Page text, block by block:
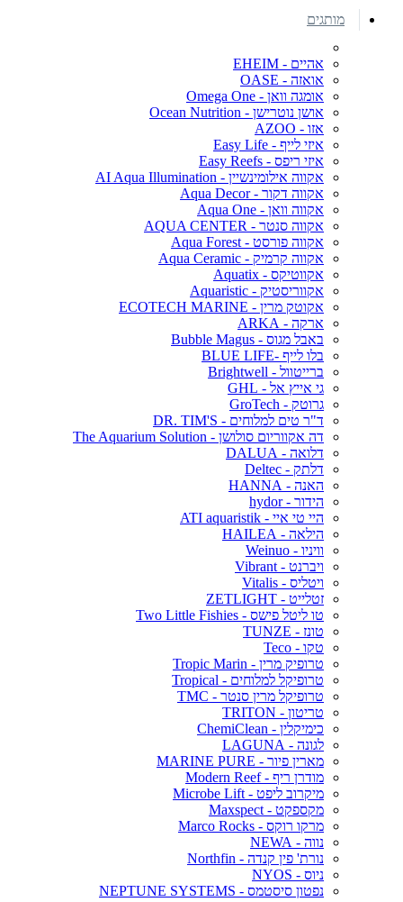
מותגים
אהיים - EHEIM
אואזה - OASE
אומגה וואן - Omega One
אושן נוטרישן - Ocean Nutrition
אזו - AZOO
איזי לייף - Easy Life
איזי ריפס - Easy Reefs
אקווה אילומינשיין - AI Aqua Illumination
אקווה דקור - Aqua Decor
אקווה וואן - Aqua One
אקווה סנטר - AQUA CENTER
אקווה פורסט - Aqua Forest
אקווה קרמיק - Aqua Ceramic
אקווטיקס - Aquatix
אקווריסטיק - Aquaristic
אקוטק מרין - ECOTECH MARINE
ארקה - ARKA
באבל מגוס - Bubble Magus
בלו לייף -BLUE LIFE
ברייטוול - Brightwell
גי אייץ אל - GHL
גרוטק - GroTech
ד"ר טים למלוחים - DR. TIM'S
דה אקווריום סולושן - The Aquarium Solution
דלואה - DALUA
דלתק - Deltec
האנה - HANNA
הידור - hydor
היי טי איי - ATI aquaristik
הילאה - HAILEA
וויניו - Weinuo
ויברנט - Vibrant
ויטליס - Vitalis
זטלייט - ZETLIGHT
טו ליטל פישס - Two Little Fishies
טונז - TUNZE
טקו - Teco
טרופיק מרין - Tropic Marin
טרופיקל למלוחים - Tropical
טרופיקל מרין סנטר - TMC
טריטון - TRITON
כימיקלין - ChemiClean
לגונה - LAGUNA
מארין פיור - MARINE PURE
מודרן ריף - Modern Reef
מיקרוב ליפט - Microbe Lift
מקספקט - Maxspect
מרקו רוקס - Marco Rocks
נווה - NEWA
נורת' פין קנדה - Northfin
ניוס - NYOS
נפטון סיסטמס - NEPTUNE SYSTEMS